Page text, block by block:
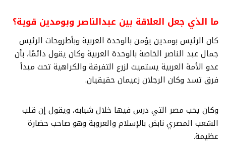
ما الذي جعل العلاقة بين عبدالناصر وبومدين قوية؟
كان الرئيس بومدين يؤمن بالوحدة العربية وبأطروحات الرئيس
جمال عبد الناصر الخاصة بالوحدة العربية وكان يقول دائمًا، بأن
عدو الأمة العربية يستميت لزرع التفرقة والكراهية تحت مبدأ
فرق تسد وكان الرجلان زعيمان حقيقيان.
وكان يحب مصر التي درس فيها خلال شبابه، ويقول إن قلب
الشعب المصري نابض بالإسلام والعروبة وهو صاحب حضارة
عظيمة.